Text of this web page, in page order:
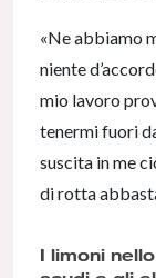
«Ne abbiamo
niente
mio lavoro
tenermi fuori
suscita in me
di rotta
I limoni